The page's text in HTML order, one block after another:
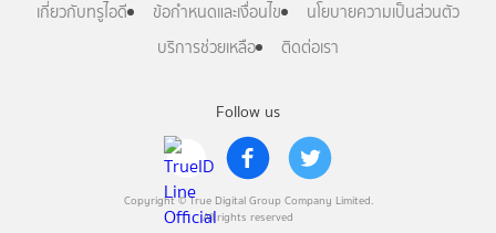
Follow us
Copyright © True Digital Group Company Limited.
All rights reserved
เกี่ยวกับทรูไอดี ข้อกำหนดและเงื่อนไข
นโยบายความเป็นส่วนตัว
บริการช่วยเหลือ
ติดต่อเรา